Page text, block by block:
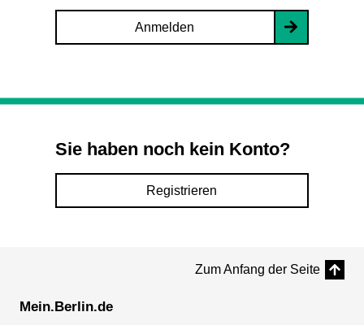
Anmelden
Sie haben noch kein Konto?
Registrieren
Zum Anfang der Seite
Mein.Berlin.de